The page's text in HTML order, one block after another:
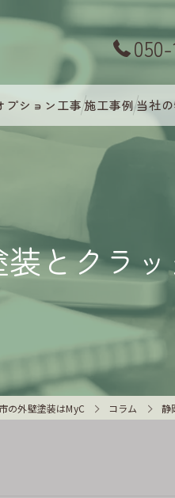
プション工事施工事例当社
完
ア
とクラ
の外壁塗装はMyC コラム 静